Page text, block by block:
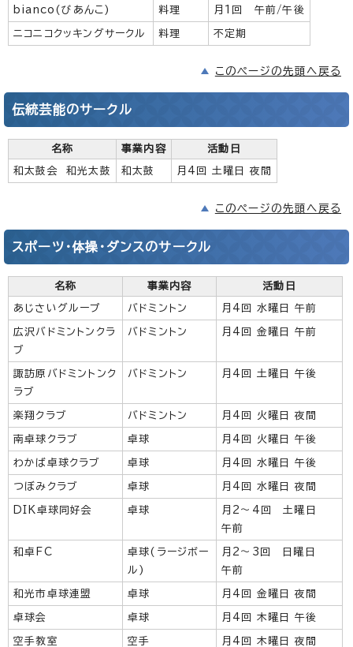
bianco(びあんこ) 料理 月1回 午前/午後
ニコニコクッキングサークル 料理 不定期
このページの先頭へ戻る
伝統芸能のサークル
名称 事業内容 活動日
和太鼓会 和光太鼓 和太鼓 月4回 土曜日 夜間
このページの先頭へ戻る
スポーツ・体操・ダンスのサークル
名称 事業内容 活動日
あじさいグループ バドミントン 月4回 水曜日 午前
広沢バドミントンクラ
ブ
バドミントン 月4回 金曜日 午前
諏訪原バドミントンク
ラブ
バドミントン 月4回 土曜日 午後
楽翔クラブ バドミントン 月4回 火曜日 夜間
南卓球クラブ 卓球 月4回 火曜日 午後
わかば卓球クラブ 卓球 月4回 水曜日 午後
つぼみクラブ 卓球 月4回 水曜日 夜間
DIK卓球同好会 卓球
月2～4回 土曜日
午前
和卓FC
卓球(ラージボー
ル)
月2～3回 日曜日
午前
和光市卓球連盟 卓球 月4回 金曜日 夜間
卓球会 卓球 月4回 木曜日 午後
空手教室 空手 月4回 木曜日 夜間